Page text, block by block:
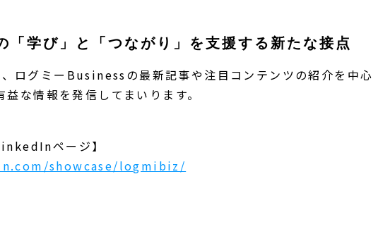
「学び」と「つながり」を支援する新たな接点
ログミーBusinessの最新記事や注目コンテンツの紹介を中心
な情報を発信してまいります。
ページ】
showcase/logmibiz/